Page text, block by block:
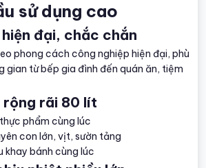
sử dụng cao
hiện đại, chắc chắn
phong cách công nghiệp hiện đại, phù
gian từ bếp gia đình đến quán ăn, tiệm
rộng rãi 80 lít
phẩm cùng lúc
con lớn, vịt, sườn tảng
khay bánh cùng lúc